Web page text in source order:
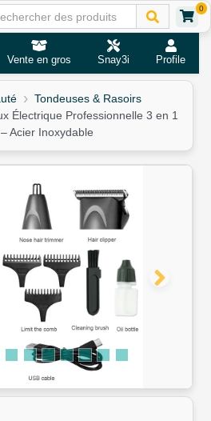
0
Vente en gros Snay3i Profile
Tondeuses & Rasoirs
Électrique Professionnelle 3 en 1
Acier Inoxydable